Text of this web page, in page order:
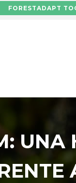
FORESTADAPT
UNA